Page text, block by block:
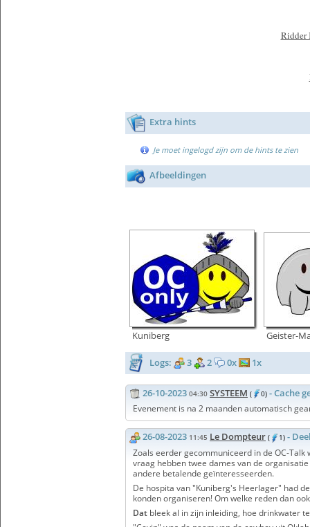
Ridder
Extra hints
Je moet ingelogd zijn om de hints te zien
Afbeeldingen
Kuniberg Geister-
Logs: 3 2 0x 1x
26-10-2023 04:30 SYSTEEM ( 0) - Cache
Evenement is na 2 maanden automatisch
26-08-2023 11:45 Le Dompteur ( 1) -
Zoals eerder gecommuniceerd in de OC-
vraag hebben twee dames van de
andere betalende geïnteresseerden.
De hospita van "Kuniberg's Heerlager" had
konden organiseren!Om welke reden dan
Dat bleek al in zijn inleiding, hoe drinkwater